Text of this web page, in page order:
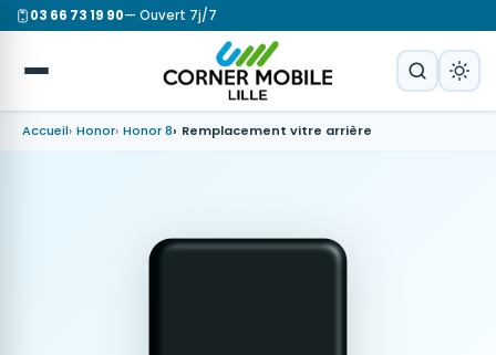
03 66 73 19 90— Ouvert 7j/7
Accueil Honor Honor 8 Remplacement vitre arrière